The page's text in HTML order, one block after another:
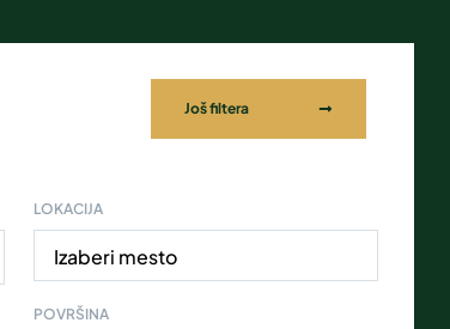
Još filtera
LOKACIJA
Izaberi mesto
POVRŠINA